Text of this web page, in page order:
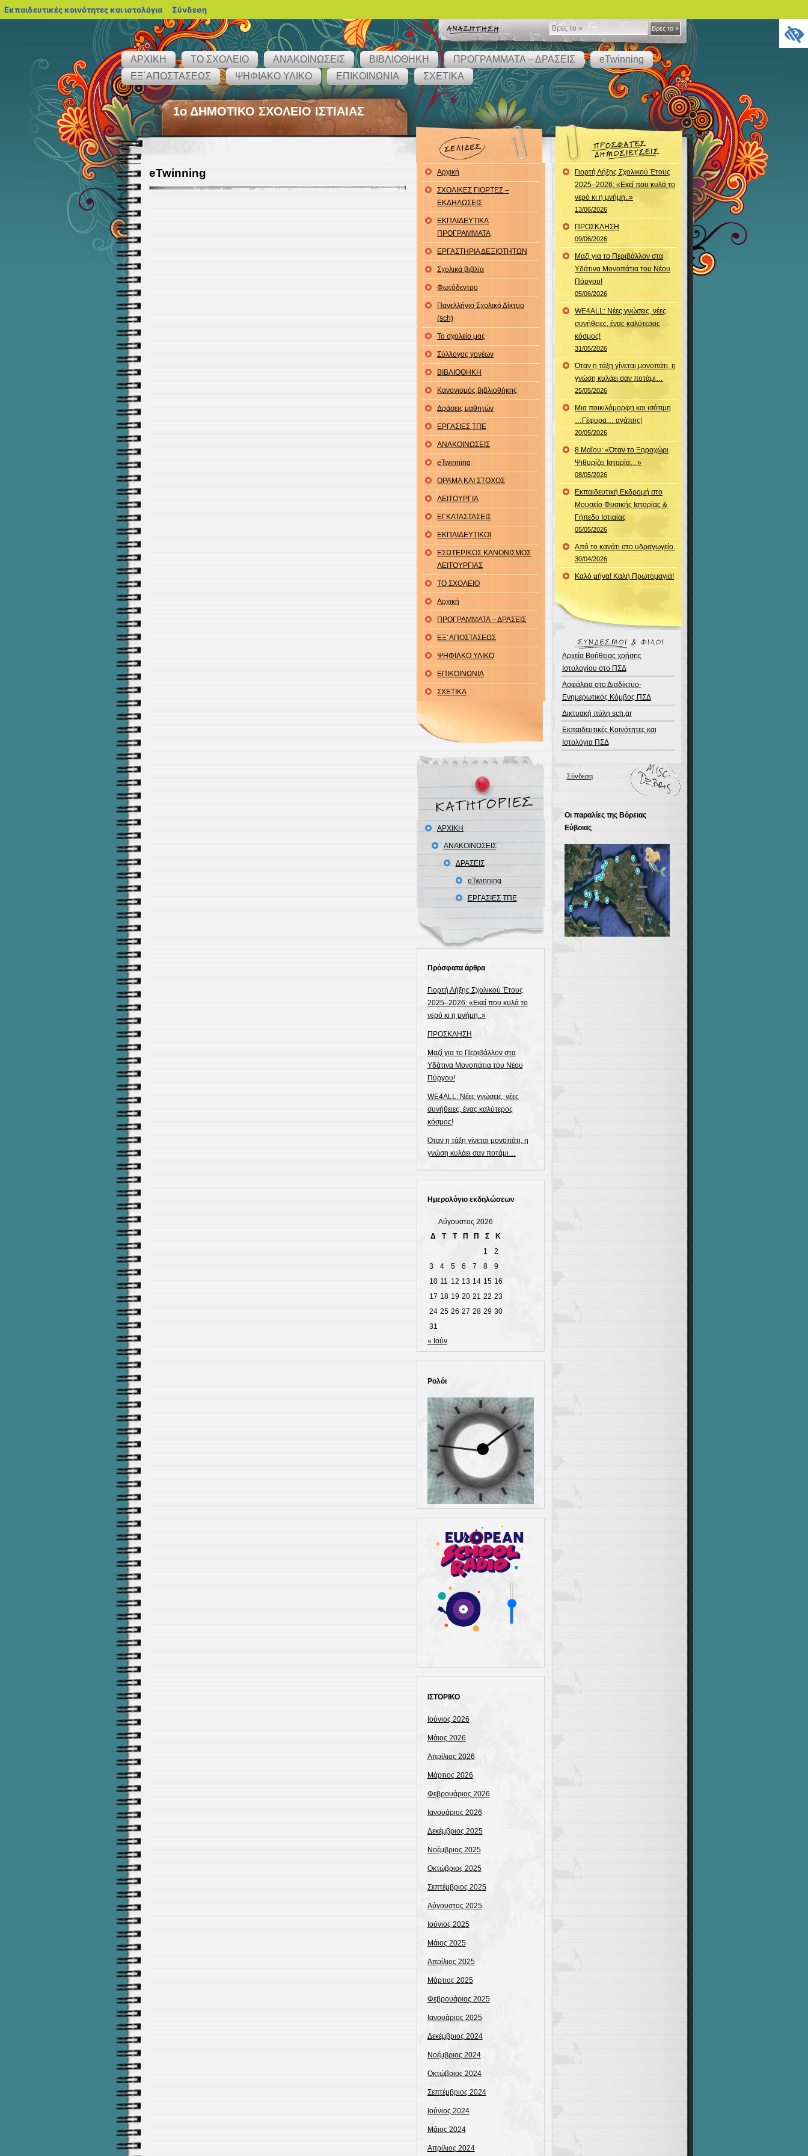
Βρες
το
»
Βρες το »
ΑΡΧΙΚΗ ΤΟ ΣΧΟΛΕΙΟ ΑΝΑΚΟΙΝΩΣΕΙΣ ΒΙΒΛΙΟΘΗΚΗ ΠΡΟΓΡΑΜΜΑΤΑ – ΔΡΑΣΕΙΣ
eTwinning
ΕΞ΄ΑΠΟΣΤΑΣΕΩΣ
ΨΗΦΙΑΚΟ ΥΛΙΚΟ ΕΠΙΚΟΙΝΩΝΙΑ ΣΧΕΤΙΚΑ
1ο ΔΗΜΟΤΙΚΟ ΣΧΟΛΕΙΟ ΙΣΤΙΑΙΑΣ
eTwinning Αρχική
ΣΧΟΛΙΚΕΣ ΓΙΟΡΤΕΣ –
ΕΚΔΗΛΩΣΕΙΣ
ΕΚΠΑΙΔΕΥΤΙΚΑ
ΠΡΟΓΡΑΜΜΑΤΑ
ΕΡΓΑΣΤΗΡΙΑ ΔΕΞΙΟΤΗΤΩΝ
Σχολικά βιβλία
Φωτόδεντρο
Πανελλήνιο Σχολικό Δίκτυο
(sch)
Το σχολείο μας
Σύλλογος γονέων
ΒΙΒΛΙΟΘΗΚΗ
Κανονισμός βιβλιοθήκης
Δράσεις μαθητών
ΕΡΓΑΣΙΕΣ ΤΠΕ
ΑΝΑΚΟΙΝΩΣΕΙΣ
eTwinning
ΟΡΑΜΑ ΚΑΙ ΣΤΟΧΟΣ
ΛΕΙΤΟΥΡΓΙΑ
ΕΓΚΑΤΑΣΤΑΣΕΙΣ
ΕΚΠΑΙΔΕΥΤΙΚΟΙ
ΕΣΩΤΕΡΙΚΟΣ ΚΑΝΟΝΙΣΜΟΣ
ΛΕΙΤΟΥΡΓΙΑΣ
ΤΟ ΣΧΟΛΕΙΟ
Αρχική
ΠΡΟΓΡΑΜΜΑΤΑ – ΔΡΑΣΕΙΣ
ΕΞ΄ΑΠΟΣΤΑΣΕΩΣ
ΨΗΦΙΑΚΟ ΥΛΙΚΟ
ΕΠΙΚΟΙΝΩΝΙΑ
ΣΧΕΤΙΚΑ
ΑΡΧΙΚΗ
ΑΝΑΚΟΙΝΩΣΕΙΣ
ΔΡΑΣΕΙΣ
eTwinning
ΕΡΓΑΣΙΕΣ ΤΠΕ
Πρόσφατα άρθρα
Γιορτή Λήξης Σχολικού Έτους
2025–2026: «Εκεί που κυλά το
νερό κι η μνήμη..»
ΠΡΟΣΚΛΗΣΗ
Μαζί για το Περιβάλλον στα
Υδάτινα Μονοπάτια του Νέου
Πύργου!
WE4ALL: Νέες γνώσεις, νέες
συνήθειες, ένας καλύτερος
κόσμος!
Όταν η τάξη γίνεται μονοπάτι, η
γνώση κυλάει σαν ποτάμι…
Ημερολόγιο εκδηλώσεων
Αύγουστος 2026
Δ
Τ Τ Π Π Σ
Κ
1
2
3
4 5 6 7 8
9
10 11 12 13 14 15 16
17 18 19 20 21 22 23
24 25 26 27 28 29 30
31
« Ιούν
Ρολόι
ΙΣΤΟΡΙΚΟ
Ιούνιος 2026
Μάιος 2026
Απρίλιος 2026
Μάρτιος 2026
Φεβρουάριος 2026
Ιανουάριος 2026
Δεκέμβριος 2025
Νοέμβριος 2025
Οκτώβριος 2025
Σεπτέμβριος 2025
Αύγουστος 2025
Ιούνιος 2025
Μάιος 2025
Απρίλιος 2025
Μάρτιος 2025
Φεβρουάριος 2025
Ιανουάριος 2025
Δεκέμβριος 2024
Νοέμβριος 2024
Οκτώβριος 2024
Σεπτέμβριος 2024
Ιούνιος 2024
Μάιος 2024
Απρίλιος 2024
Γιορτή Λήξης Σχολικού Έτους
2025–2026: «Εκεί που κυλά το
νερό κι η μνήμη..»
13/06/2026
ΠΡΟΣΚΛΗΣΗ
09/06/2026
Μαζί για το Περιβάλλον στα
Υδάτινα Μονοπάτια του Νέου
Πύργου!
05/06/2026
WE4ALL: Νέες γνώσεις, νέες
συνήθειες, ένας καλύτερος
κόσμος!
31/05/2026
Όταν η τάξη γίνεται μονοπάτι, η
γνώση κυλάει σαν ποτάμι…
25/05/2026
Μια ποικιλόμορφη και ισότιμη
…Γέφυρα… αγάπης!
20/05/2026
8 Μαΐου: «Όταν το Ξηροχώρι
Ψιθυρίζει Ιστορία…»
08/05/2026
Εκπαιδευτική Εκδρομή στο
Μουσείο Φυσικής Ιστορίας &
Γήπεδο Ιστιαίας
05/05/2026
Από το κανάτι στο υδραγωγείο.
30/04/2026
Καλό μήνα! Καλή Πρωτομαγιά!
Αρχεία Βοήθειας χρήσης
Ιστολογίου στο ΠΣΔ
Ασφάλεια στο Διαδίκτυο-
Ενημερωτικός Κόμβος ΠΣΔ
Δικτυακή πύλη sch.gr
Εκπαιδευτικές Κοινότητες και
Ιστολόγια ΠΣΔ
Σύνδεση
Οι παραλίες της Βόρειας
Εύβοιας
Εκπαιδευτικές κοινότητες και ιστολόγια blogs.sch.gr
Σύνδεση